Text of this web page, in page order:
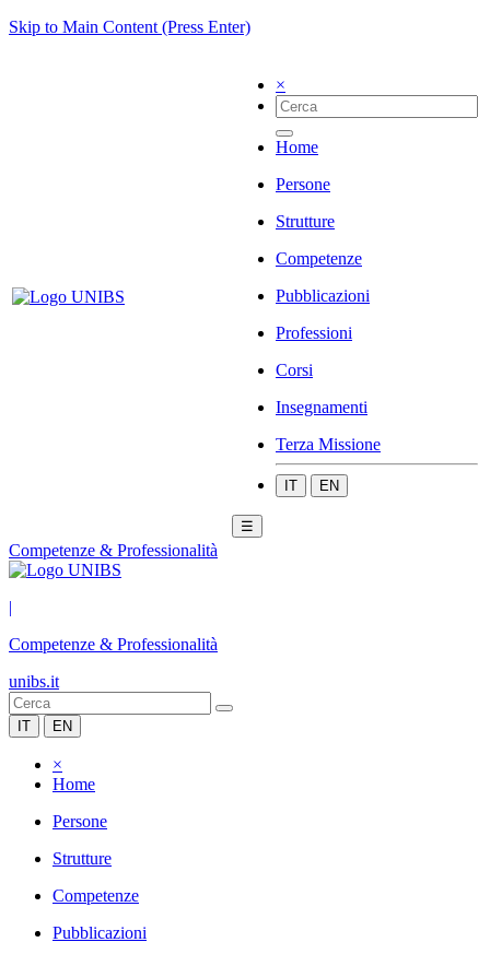
Skip to Main Content (Press Enter)
×
Home
Persone
Strutture
Competenze
Pubblicazioni
Professioni
Corsi
Insegnamenti
Terza Missione
IT EN
☰
Competenze & Professionalità
|
Competenze & Professionalità
unibs.it
IT EN
×
Home
Persone
Strutture
Competenze
Pubblicazioni